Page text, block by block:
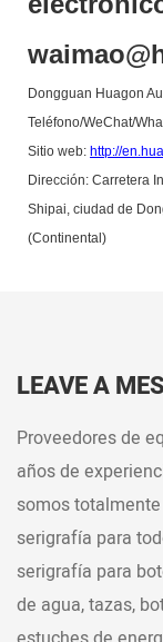
Dongguan Huagon
Teléfono/WeChat/
Sitio web: http://
Dirección: Carretera
Shipai, ciudad de
(Continental)
LEAVE A
Proveedores de
años de
somos
serigrafía para
serigrafía para
de agua, tazas,